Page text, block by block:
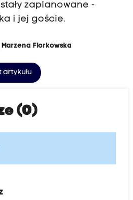
zaplanowane -
i jej goście.
Marzena Florkowska
(0)